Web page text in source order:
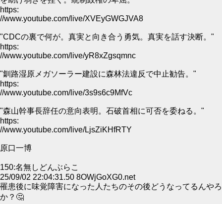
https:
//www.youtube.com/live/XVEyGWGJVA8
"CDCの裏で何が。真実と向き合う勇気。真実を話す決断。"
https:
//www.youtube.com/live/yR8xZgsqmnc
"釧路湿原メガソーラー建設に森林法違反で中止勧告。"
https:
//www.youtube.com/live/3s9s6c9MfVc
"森山幹事長辞任の意向表明。石破首相に可否を委ねる。"
https:
//www.youtube.com/live/LjsZiKHfRTY
原口一博
150:名無しどんぶらこ
25/09/02 22:04:31.50 8OWjGoXG0.net
罹患後に味覚障害になった人たちのその後どうなってるんやろ
か？🤔